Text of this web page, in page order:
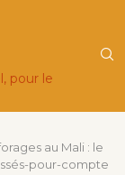
pour le
au Mali : le
pour-compte